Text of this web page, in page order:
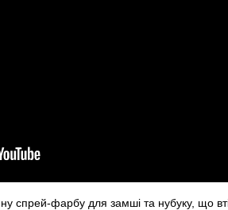
спрей-фарбу для замші та нубуку, що